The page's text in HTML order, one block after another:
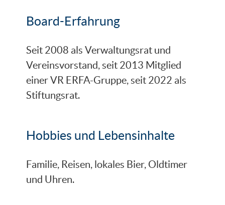
Board-Erfahrung
Seit 2008 als Verwaltungsrat und
Vereinsvorstand, seit 2013 Mitglied
einer VR ERFA-Gruppe, seit 2022 als
Stiftungsrat.
Hobbies und Lebensinhalte
Familie, Reisen, lokales Bier, Oldtimer
und Uhren.